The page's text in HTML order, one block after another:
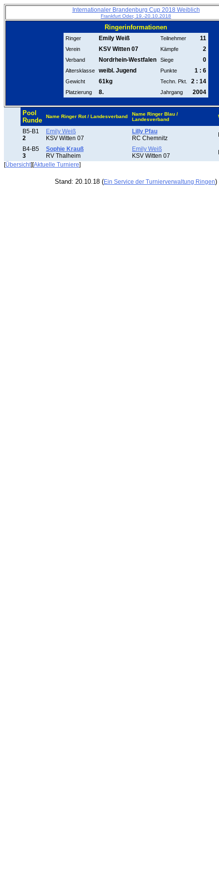
Internationaler Brandenburg Cup 2018 Weiblich
Frankfurt Oder, 19.-20.10.2018
Ringerinformationen
Ringer Emily Weiß Teilnehmer 11
Verein KSV Witten 07 Kämpfe 2
Verband Nordrhein-Westfalen Siege 0
Altersklasse weibl. Jugend Punkte 1 : 6
Gewicht 61kg Techn. Pkt. 2 : 14
Platzierung 8. Jahrgang 2004
Pool
Runde
Name Ringer Rot / Landesverband
Name Ringer Blau /
Landesverband
B5-B1
2
Emily Weiß
KSV Witten 07
Lilly Pfau
RC Chemnitz
B4-B5
3
Sophie Krauß
RV Thalheim
Emily Weiß
KSV Witten 07
[Übersicht][Aktuelle Turniere]
Stand: 20.10.18 (Ein Service der Turnierverwaltung Ringen)